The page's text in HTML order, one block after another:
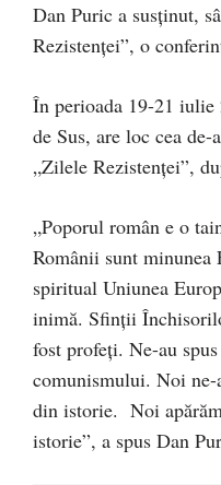
Dan Puric a susținut,
Rezistenței”, o
În perioada 19-21 iulie
de Sus, are loc cea
„Zilele Rezistenței”,
„Poporul român e o
Românii sunt
spiritual Uniunea
inimă. Sfinții
fost profeți. Ne-au
comunismului. Noi
din istorie. Noi
istorie”, a spus Dan